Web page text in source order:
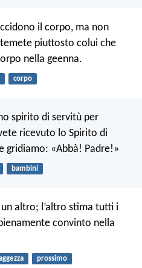
il corpo, ma non
piuttosto colui che
nella geenna.
corpo
spirito di servitù per
ricevuto lo Spirito di
gridiamo: «Abbà! Padre!»
bambini
altro; l’altro stima tutti i
convinto nella
prossimo